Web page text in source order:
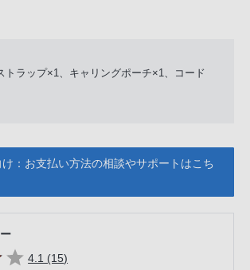
トラップ×1、キャリングポーチ×1、コード
：お支払い方法の相談やサポートはこち
5つの星のうち
4.1 (15件のレビュー
)